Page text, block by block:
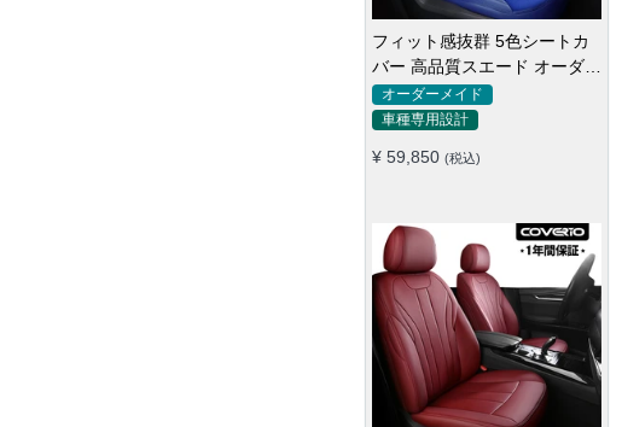
フィット感抜群 5色シートカ
バー 高品質スエード オーダー
メイド 防汚防水 耐久性
オーダーメイド
車種専用設計
¥ 59,850 (税込)